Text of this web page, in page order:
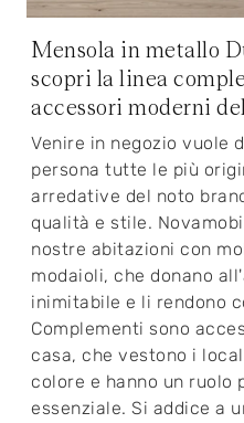
Mensola in metallo
scopri la linea
accessori moderni
Venire in negozio vuole
persona tutte le più
arredative del noto
qualità e stile.
nostre abitazioni con
modaioli, che donano
inimitabile e li rendono
Complementi sono
casa, che vestono i
colore e hanno un ruolo
essenziale. Si addice a